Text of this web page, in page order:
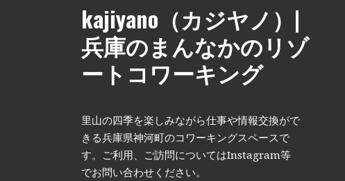
kajiyano（カジヤノ）|
兵庫のまんなかのリゾ
ートコワーキング
里山の四季を楽しみながら仕事や情報交換がで
きる兵庫県神河町のコワーキングスペースで
す。ご利用、ご訪問についてはInstagram等
でお問い合わせください。